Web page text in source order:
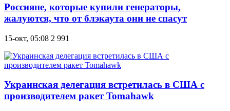
Россияне, которые купили генераторы,
жалуются, что от блэкаута они не спасут
15-окт, 05:08 2 991
Украинская делегация встретилась в США с
производителем ракет Tomahawk